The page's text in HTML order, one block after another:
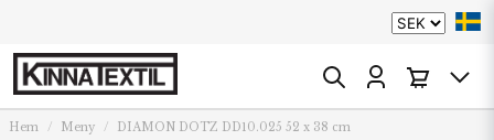
Hem Meny DIAMON DOTZ DD10.025 52 x 38 cm